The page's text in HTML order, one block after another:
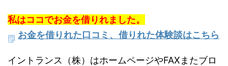
私はココでお金を借りれました。
お金を借りれた口コミ、借りれた体験談はこちら
イントランス（株）はホームページやFAXまたブロ